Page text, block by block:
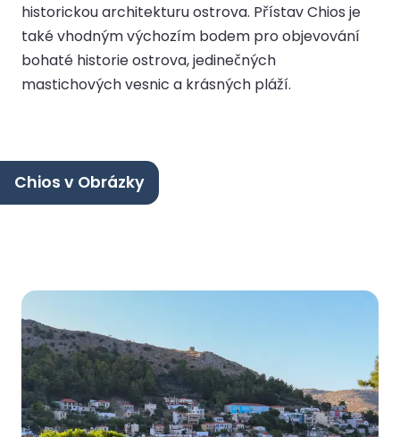
historickou architekturu ostrova. Přístav Chios je
také vhodným výchozím bodem pro objevování
bohaté historie ostrova, jedinečných
mastichových vesnic a krásných pláží.
Chios v Obrázky